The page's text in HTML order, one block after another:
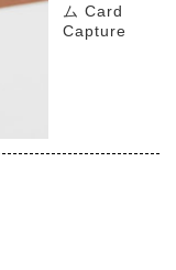
ム Card
Capture